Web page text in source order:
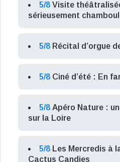
5/8 Visite
sérieusement
5/8 Récital d’orgue
5/8 Ciné d’été : En
5/8 Apéro Nature :
sur la Loire
5/8 Les Mercredis à
Cactus Candies